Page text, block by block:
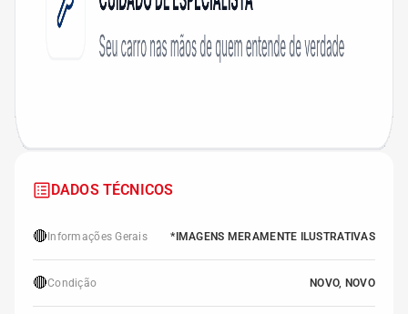
DADOS TÉCNICOS
🔴 Informações Gerais *IMAGENS MERAMENTE ILUSTRATIVAS
🔴Condição NOVO, NOVO